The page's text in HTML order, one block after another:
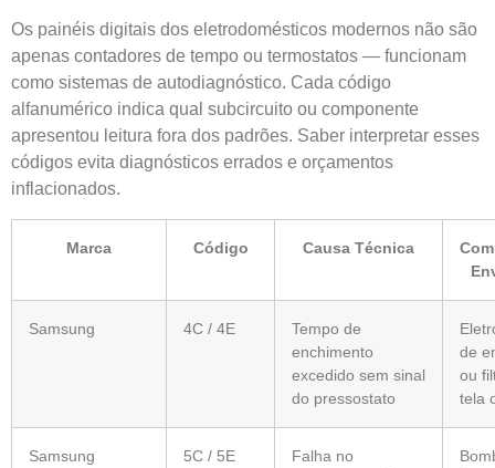
Os painéis digitais dos eletrodomésticos modernos não são
apenas contadores de tempo ou termostatos — funcionam
como sistemas de autodiagnóstico. Cada código
alfanumérico indica qual subcircuito ou componente
apresentou leitura fora dos padrões. Saber interpretar esses
códigos evita diagnósticos errados e orçamentos
inflacionados.
Marca Código Causa Técnica
Samsung 4C / 4E
Tempo de
enchimento
excedido sem sinal
do pressostato
de
ou
tela
Samsung 5C / 5E
Falha no